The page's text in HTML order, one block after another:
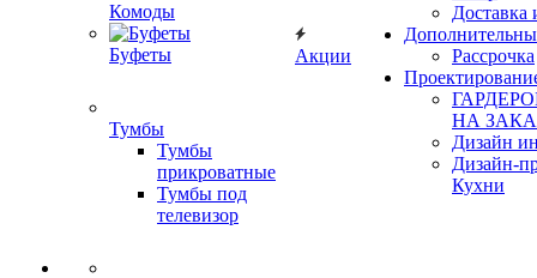
Комоды
Буфеты
Тумбы
Тумбы
прикроватные
Тумбы под
телевизор
Акции
Доставка
Рассрочка
НА
Дизайн
Дизайн-
Кухни